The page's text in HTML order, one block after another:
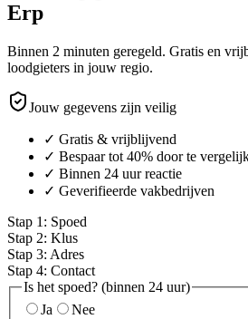
Erp
Binnen 2 minuten geregeld. Gratis en
loodgieters in jouw regio.
Jouw gegevens zijn veilig
✓ Gratis & vrijblijvend
✓ Bespaar tot 40% door te
✓ Binnen 24 uur reactie
✓ Geverifieerde vakbedrijven
Stap 1 : Spoed
Stap 2: Klus
Stap 3: Adres
Stap 4: Contact
Is het spoed? (binnen 24 uur)
Ja
Nee